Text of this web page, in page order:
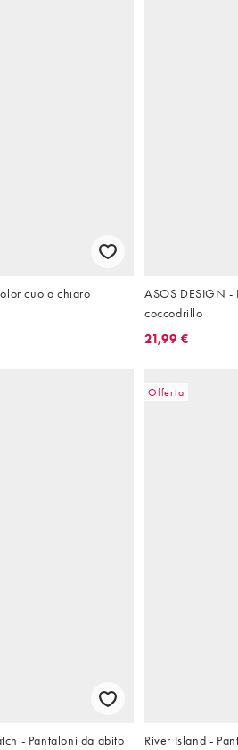
cuoio chiaro
ASOS DESIGN -
coccodrillo
21,99 €
- Pantaloni da abito
Offerta
River Island -